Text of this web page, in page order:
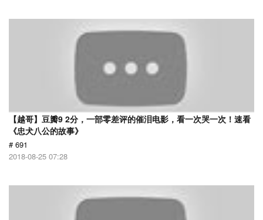
【越哥】豆瓣9 2分，一部零差评的催泪电影，看一次哭一次！速看
《忠犬八公的故事》
# 691
2018-08-25 07:28